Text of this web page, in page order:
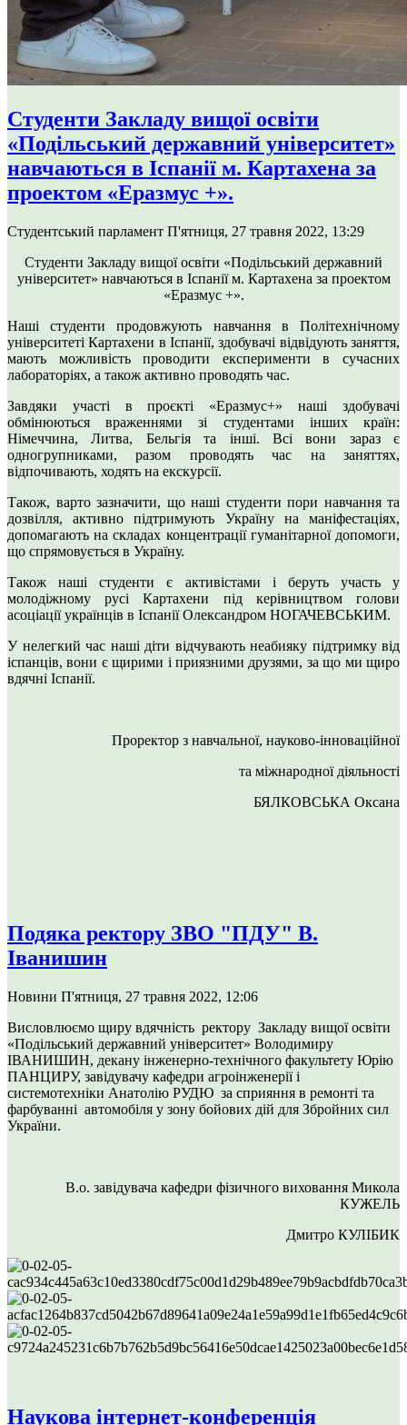
Студенти Закладу вищої освіти
«Подільський державний університет»
навчаються в Іспанії м. Картахена за
проектом «Еразмус +».
Студентський парламент П'ятниця, 27 травня 2022, 13:29
Студенти Закладу вищої освіти «Подільський державний
університет» навчаються в Іспанії м. Картахена за проектом
«Еразмус +».
Наші студенти продовжують навчання в Політехнічному
університеті Картахени в Іспанії, здобувачі відвідують заняття,
мають можливість проводити експерименти в сучасних
лабораторіях, а також активно проводять час.
Завдяки участі в проєкті «Еразмус+» наші здобувачі
обмінюються враженнями зі студентами інших країн:
Німеччина, Литва, Бельгія та інші. Всі вони зараз є
одногрупниками, разом проводять час на заняттях,
відпочивають, ходять на екскурсії.
Також, варто зазначити, що наші студенти пори навчання та
дозвілля, активно підтримують Україну на маніфестаціях,
допомагають на складах концентрації гуманітарної допомоги,
що спрямовується в Україну.
Також наші студенти є активістами і беруть участь у
молодіжному русі Картахени під керівництвом голови
асоціації українців в Іспанії Олександром НОГАЧЕВСЬКИМ.
У нелегкий час наші діти відчувають неабияку підтримку від
іспанців, вони є щирими і приязними друзями, за що ми щиро
вдячні Іспанії.
Проректор з навчальної, науково-інноваційної
та міжнародної діяльності
БЯЛКОВСЬКА Оксана
Подяка ректору ЗВО "ПДУ" В.
Іванишин
Новини П'ятниця, 27 травня 2022, 12:06
Висловлюємо щиру вдячність ректору Закладу вищої освіти
«Подільський державний університет» Володимиру
ІВАНИШИН, декану інженерно-технічного факультету Юрію
ПАНЦИРУ, завідувачу кафедри агроінженерії і
системотехніки Анатолію РУДЮ за сприяння в ремонті та
фарбуванні автомобіля у зону бойових дій для Збройних сил
України.
В.о. завідувача кафедри фізичного виховання Микола
КУЖЕЛЬ
Дмитро КУЛІБИК
Наукова інтернет-конференція